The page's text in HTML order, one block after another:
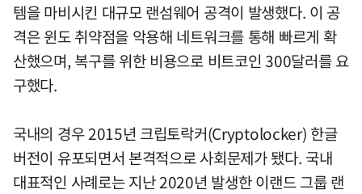
템을 마비시킨 대규모 랜섬웨어 공격이 발생했다. 이 공
격은 윈도 취약점을 악용해 네트워크를 통해 빠르게 확
산했으며, 복구를 위한 비용으로 비트코인 300달러를 요
구했다.
국내의 경우 2015년 크립토락커(Cryptolocker) 한글
버전이 유포되면서 본격적으로 사회문제가 됐다. 국내
대표적인 사례로는 지난 2020년 발생한 이랜드 그룹 랜